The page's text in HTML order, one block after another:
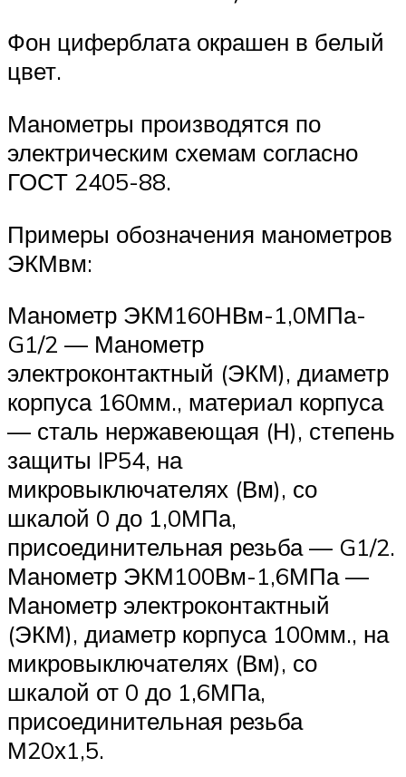
Фон циферблата окрашен в белый
цвет.
Манометры производятся по
электрическим схемам согласно
ГОСТ 2405-88.
Примеры обозначения манометров
ЭКМвм:
Манометр ЭКМ160НВм-1,0МПа-
G1/2 — Манометр
электроконтактный (ЭКМ), диаметр
корпуса 160мм., материал корпуса
— сталь нержавеющая (Н), степень
защиты IP54, на
микровыключателях (Вм), со
шкалой 0 до 1,0МПа,
присоединительная резьба — G1/2.
Манометр ЭКМ100Вм-1,6МПа —
Манометр электроконтактный
(ЭКМ), диаметр корпуса 100мм., на
микровыключателях (Вм), со
шкалой от 0 до 1,6МПа,
присоединительная резьба
М20х1,5.